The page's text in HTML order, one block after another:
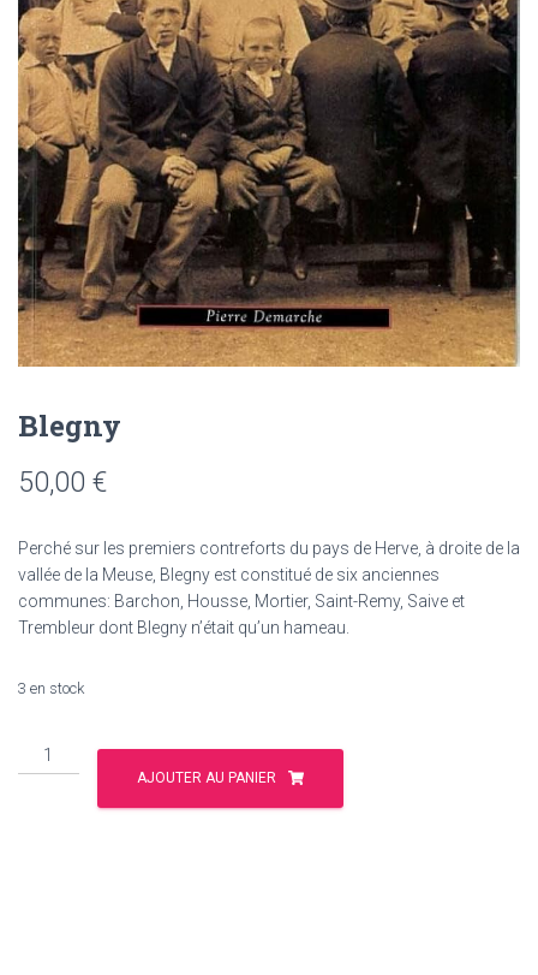
Blegny
50,00 €
Perché sur les premiers contreforts du pays de Herve, à droite de la
vallée de la Meuse, Blegny est constitué de six anciennes
communes: Barchon, Housse, Mortier, Saint-Remy, Saive et
Trembleur dont Blegny n’était qu’un hameau.
3 en stock
quantité
de
AJOUTER AU PANIER